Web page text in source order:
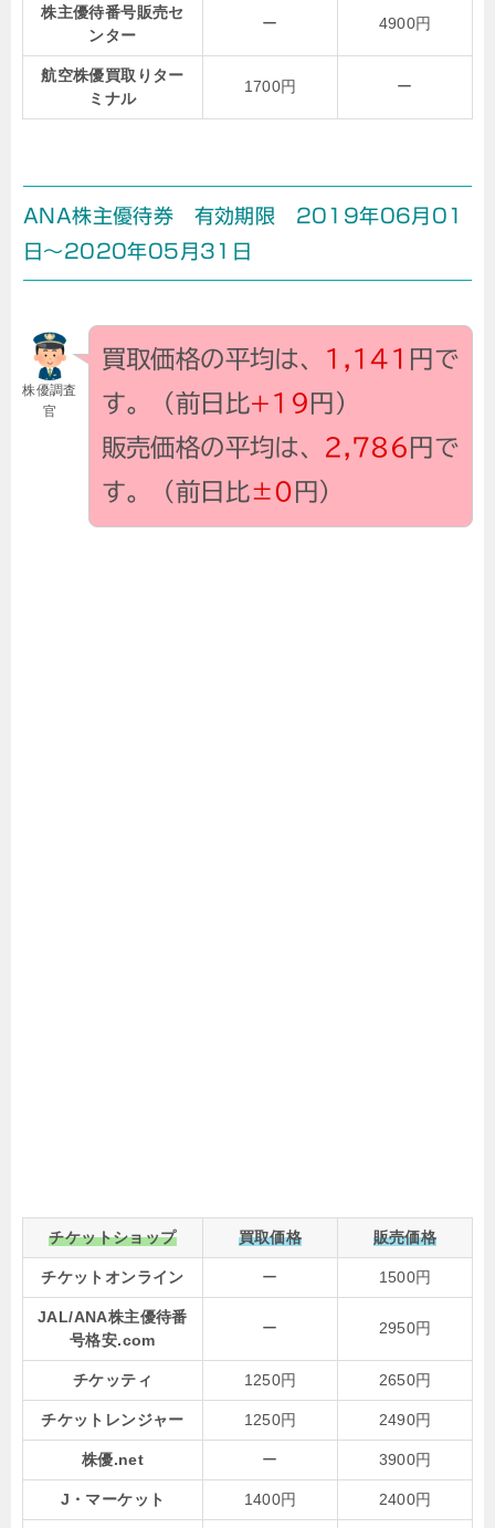
株主優待番号販売セ
ンター
ー 4900円
航空株優買取りター
ミナル
1700円 ー
ANA株主優待券 有効期限 2019年06月01
日～2020年05月31日
株優調査
官
買取価格の平均は、 1,141 円で
す。（前日比+19 円）
販売価格の平均は、 2,786 円で
す。（前日比±0 円）
チケットショップ 買取価格 販売価格
チケットオンライン ー 1500円
JAL/ANA株主優待番
号格安.com
ー 2950円
チケッティ 1250円 2650円
チケットレンジャー 1250円 2490円
株優.net ー 3900円
J・マーケット 1400円 2400円